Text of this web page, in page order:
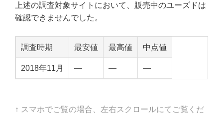
上述の調査対象サイトにおいて、販売中のユーズドは
確認できませんでした。
調査時期 最安値 最高値 中点値
2018年11月 — — —
↑ スマホでご覧の場合、左右スクロールにてご覧くだ